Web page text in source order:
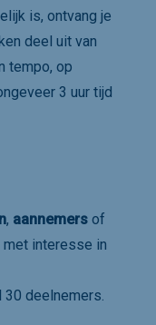
is, ontvang je
deel uit van
tempo, op
3 uur tijd
, aannemers of
interesse in
deelnemers.